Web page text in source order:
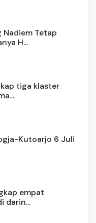
Nadiem Tetap
H...
tiga klaster
Kutoarjo 6 Juli
empat
darin...